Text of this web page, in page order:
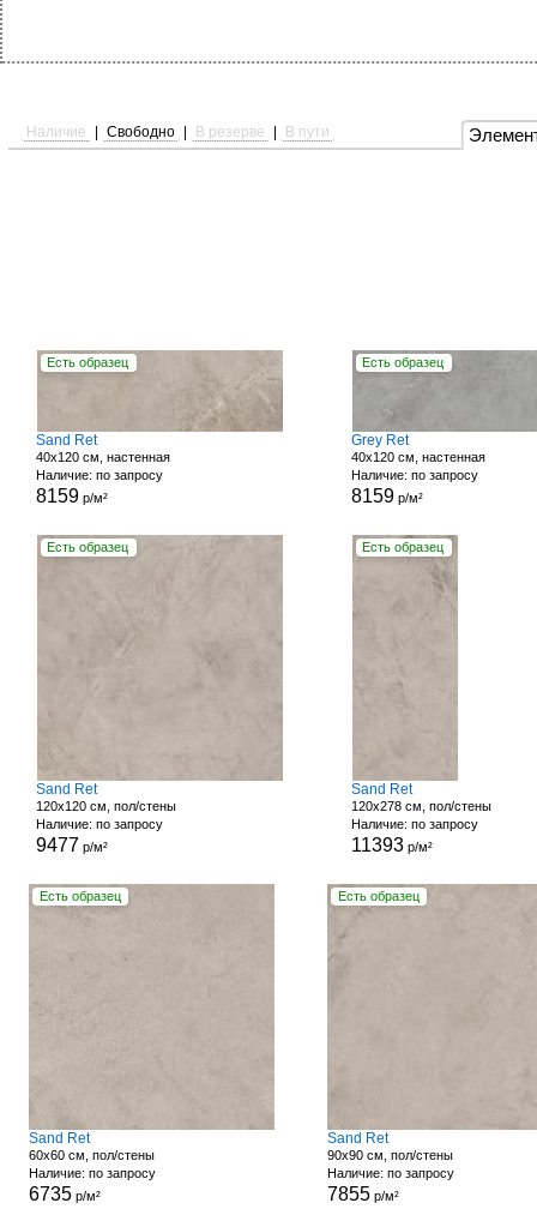
Наличие Свободно В резерве В пути
Есть образец
Sand Ret
40x120 см, настенная
Наличие: по запросу
8159 р/м²
Есть образец
Grey Ret
40x120 см, настенная
Наличие: по запросу
8159 р/м²
Есть образец
Sand Ret
120x120 см, пол/стены
Наличие: по запросу
9477 р/м²
Есть образец
Sand Ret
120x278 см, пол/стены
Наличие: по запросу
11393 р/м²
Есть образец
Sand Ret
60x60 см, пол/стены
Наличие: по запросу
6735р/м²
Есть образец
Sand Ret
90x90 см, пол/стены
Наличие: по запросу
7855р/м²